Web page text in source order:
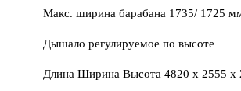
Макс. ширина барабана 1735/ 1725
Дышало регулируемое по высоте
Длина Ширина Высота 4820 х 2555